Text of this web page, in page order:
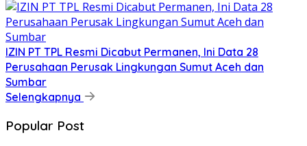
IZIN PT TPL Resmi Dicabut Permanen, Ini Data 28
Perusahaan Perusak Lingkungan Sumut Aceh dan
Sumbar
Selengkapnya
Popular Post